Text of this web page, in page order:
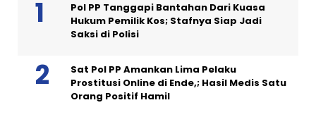
Pol PP Tanggapi Bantahan Dari Kuasa
Hukum Pemilik Kos; Stafnya Siap Jadi
Saksi di Polisi
Sat Pol PP Amankan Lima Pelaku
Prostitusi Online di Ende,; Hasil Medis Satu
Orang Positif Hamil